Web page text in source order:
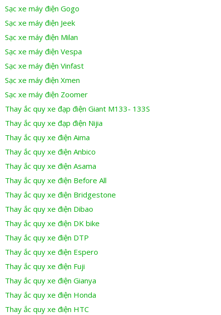
Sạc xe máy điện Gogo
Sạc xe máy điện Jeek
Sạc xe máy điện Milan
Sạc xe máy điện Vespa
Sạc xe máy điện Vinfast
Sạc xe máy điện Xmen
Sạc xe máy điện Zoomer
Thay ắc quy xe đạp điện Giant M133- 133S
Thay ắc quy xe đạp điện Nijia
Thay ắc quy xe điện Aima
Thay ắc quy xe điện Anbico
Thay ắc quy xe điện Asama
Thay ắc quy xe điện Before All
Thay ắc quy xe điện Bridgestone
Thay ắc quy xe điện Dibao
Thay ắc quy xe điện DK bike
Thay ắc quy xe điện DTP
Thay ắc quy xe điện Espero
Thay ắc quy xe điện Fuji
Thay ắc quy xe điện Gianya
Thay ắc quy xe điện Honda
Thay ắc quy xe điện HTC